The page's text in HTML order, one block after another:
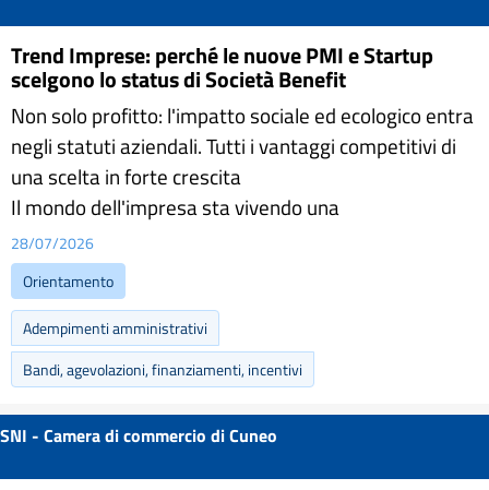
Trend Imprese: perché le nuove PMI e Startup
scelgono lo status di Società Benefit
Non solo profitto: l'impatto sociale ed ecologico entra
negli statuti aziendali. Tutti i vantaggi competitivi di
una scelta in forte crescita
Il mondo dell'impresa sta vivendo una
28/07/2026
Orientamento
Adempimenti amministrativi
Bandi, agevolazioni, finanziamenti, incentivi
SNI - Camera di commercio di Cuneo